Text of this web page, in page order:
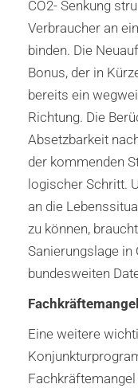
CO2- Senkung
Verbraucher an
binden. Die
Bonus, der in
bereits ein
Richtung. Die
Absetzbarkeit
der kommenden
logischer Schritt.
an die
zu können,
Sanierungslage
bundesweiten
Eine weitere